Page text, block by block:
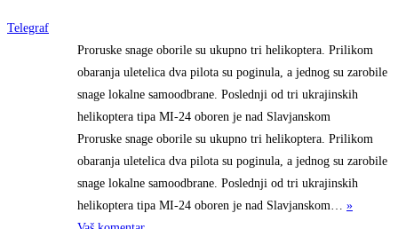
Telegraf
Proruske snage oborile su ukupno tri helikoptera. Prilikom
obaranja uletelica dva pilota su poginula, a jednog su zarobile
snage lokalne samoodbrane. Poslednji od tri ukrajinskih
helikoptera tipa MI-24 oboren je nad Slavjanskom
Proruske snage oborile su ukupno tri helikoptera. Prilikom
obaranja uletelica dva pilota su poginula, a jednog su zarobile
snage lokalne samoodbrane. Poslednji od tri ukrajinskih
helikoptera tipa MI-24 oboren je nad Slavjanskom… »